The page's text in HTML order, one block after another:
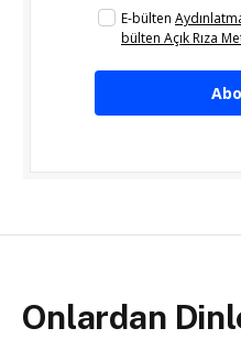
E-bülten
bülten Açık Rıza
Onlardan